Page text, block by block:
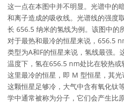
这一点在本图中并不明显。光谱中的
和离子造成的吸收线。光谱线的强度
长 656.5 纳米的氢线为例。该图中的
对于最热和最冷的恒星来说，656.5
类型为A和F的恒星来说，氢线最强。
温度下，氢在656.5 nm处比在较热或
这里最冷的恒星，即 M 型恒星，其
这颗恒星足够冷，大气中含有氧化钛
学中通常被称为分子，它们会产生比